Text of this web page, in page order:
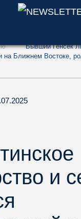
(ключ
Бывший Генсек
на Ближнем Востоке,
и